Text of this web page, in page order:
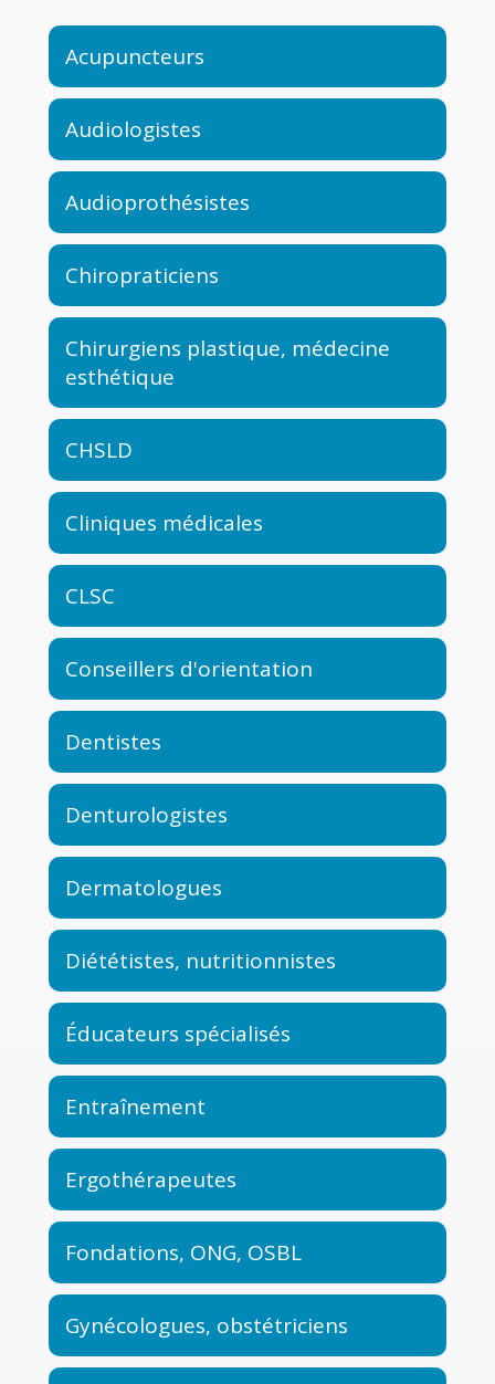
Acupuncteurs
Audiologistes
Audioprothésistes
Chiropraticiens
Chirurgiens plastique, médecine
esthétique
CHSLD
Cliniques médicales
CLSC
Conseillers d'orientation
Dentistes
Denturologistes
Dermatologues
Diététistes, nutritionnistes
Éducateurs spécialisés
Entraînement
Ergothérapeutes
Fondations, ONG, OSBL
Gynécologues, obstétriciens